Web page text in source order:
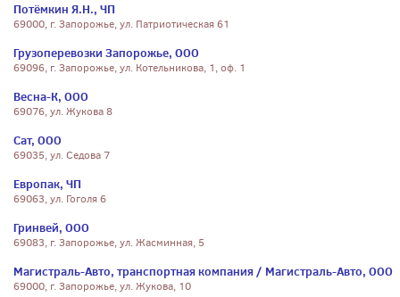
Потёмкин Я.Н., ЧП
69000, г. Запорожье, ул. Патриотическая 61
Грузоперевозки Запорожье, ООО
69096, г. Запорожье, ул. Котельникова, 1, оф. 1
Весна-К, ООО
69076, ул. Жукова 8
Сат, ООО
69035, ул. Седова 7
Европак, ЧП
69063, ул. Гоголя 6
Гринвей, ООО
69083, г. Запорожье, ул. Жасминная, 5
Магистраль-Авто, транспортная компания / Магистраль-Авто, ООО
69000, г. Запорожье, ул. Жукова, 10